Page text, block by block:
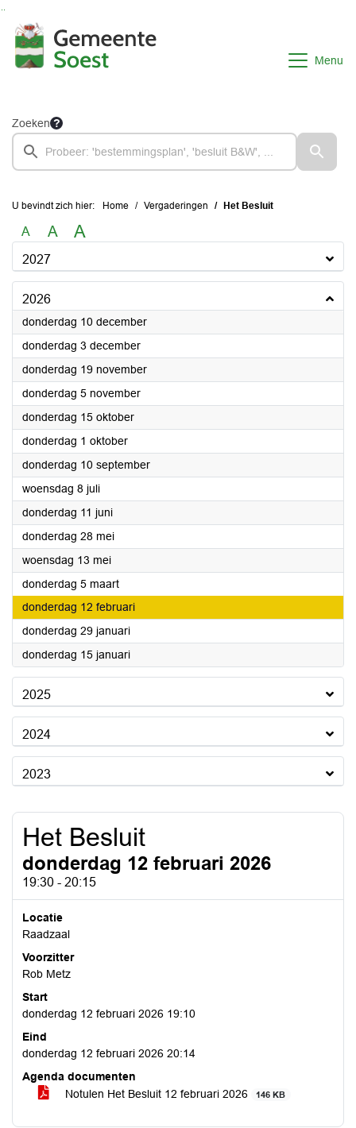
Menu
Zoeken
U bevindt zich hier: Home Vergaderingen Het Besluit
A A A
2027
2026
donderdag 10 december2026
donderdag 3 december2026
donderdag 19 november2026
donderdag 5 november2026
donderdag 15 oktober2026
donderdag 1 oktober2026
donderdag 10 september2026
woensdag 8 juli2026
donderdag 11 juni2026
donderdag 28 mei2026
woensdag 13 mei2026
donderdag 5 maart2026
donderdag 12 februari2026
donderdag 29 januari2026
donderdag 15 januari2026
2025
2024
2023
Het Besluit
donderdag 12 februari 2026
19:30 - 20:15
Locatie
Raadzaal
Voorzitter
Rob Metz
Start
donderdag 12 februari 2026 19:10
Eind
donderdag 12 februari 2026 20:14
Agenda documenten
Notulen Het Besluit 12 februari 2026
146 KB